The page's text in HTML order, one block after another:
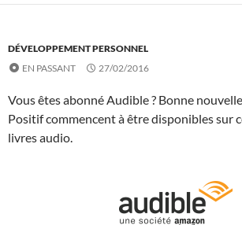
DÉVELOPPEMENT PERSONNEL
EN PASSANT
27/02/2016
Vous êtes abonné Audible ? Bonne
Positif commencent à être disponibles sur
livres audio.